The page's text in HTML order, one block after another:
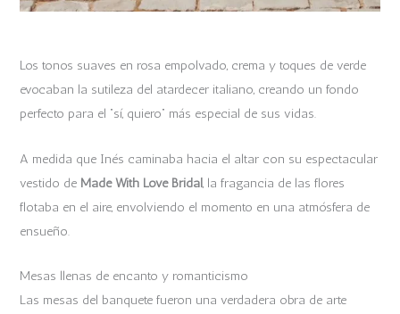
Los tonos suaves en rosa empolvado, crema y toques de verde
evocaban la sutileza del atardecer italiano, creando un fondo
perfecto para el “sí, quiero” más especial de sus vidas.
A medida que Inés caminaba hacia el altar con su espectacular
vestido de Made With Love Bridal , la fragancia de las flores
flotaba en el aire, envolviendo el momento en una atmósfera de
ensueño.
Mesas llenas de encanto y romanticismo
Las mesas del banquete fueron una verdadera obra de arte